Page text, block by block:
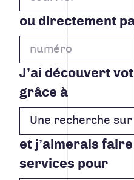
ou directement
J’ai découvert
grâce à
et j’aimerais
services pour